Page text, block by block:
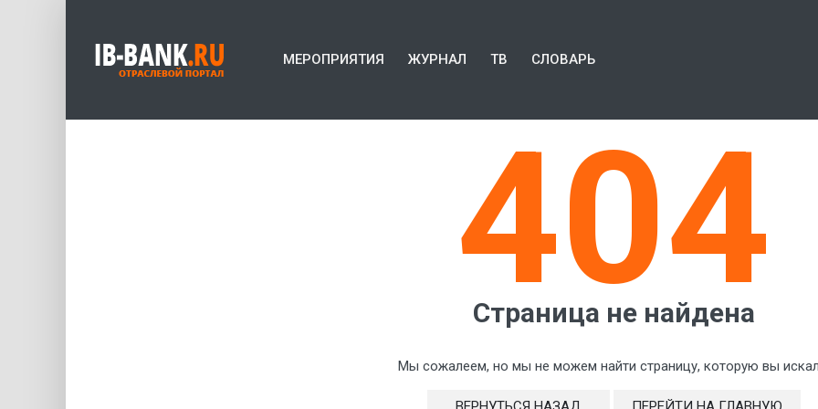
МЕРОПРИЯТИЯ ЖУРНАЛ ТВ СЛОВАРЬ
404
Страница не найдена
Мы сожалеем, но мы не можем найти страницу, которую вы